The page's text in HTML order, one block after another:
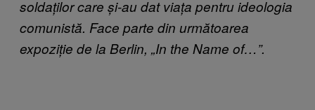
soldaților care și-au dat viața pentru ideologia
comunistă. Face parte din următoarea
expoziție de la Berlin, „In the Name of…”.